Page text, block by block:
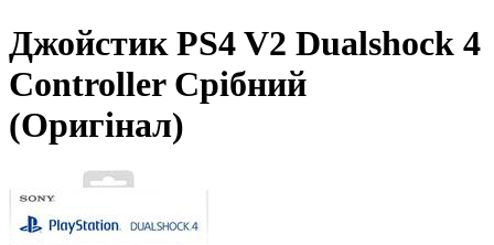
Джойстик PS4 V2 Dualshock 4
Controller Срібний
(Оригінал)